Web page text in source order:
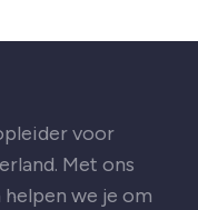
voor
Met ons
we je om